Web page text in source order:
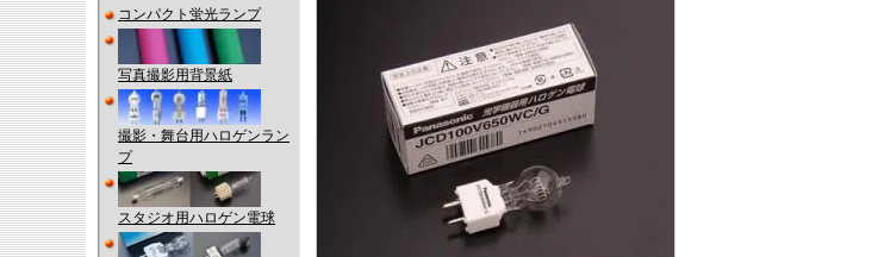
コンパクト蛍光ランプ
写真撮影用背景紙
撮影・舞台用ハロゲンラン
プ
スタジオ用ハロゲン電球